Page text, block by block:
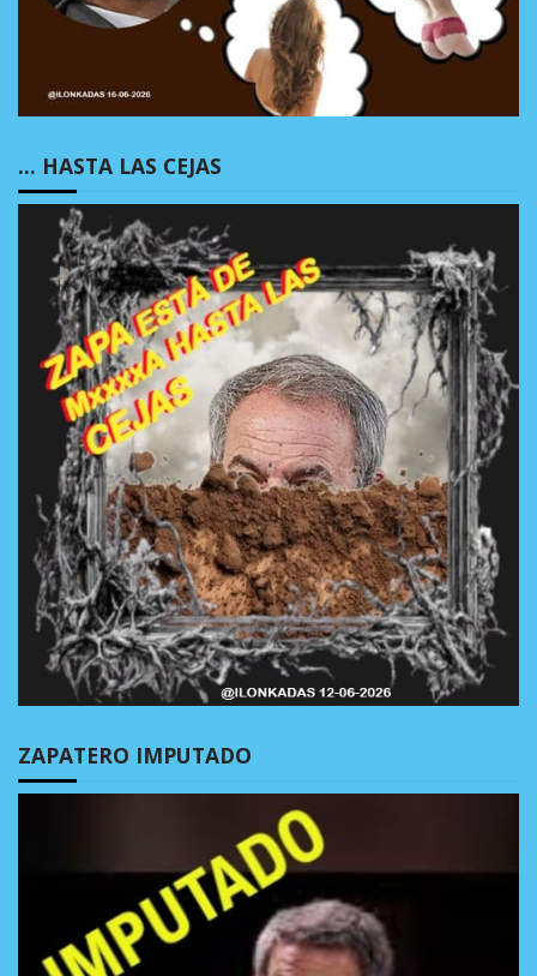
… HASTA LAS CEJAS
ZAPATERO IMPUTADO